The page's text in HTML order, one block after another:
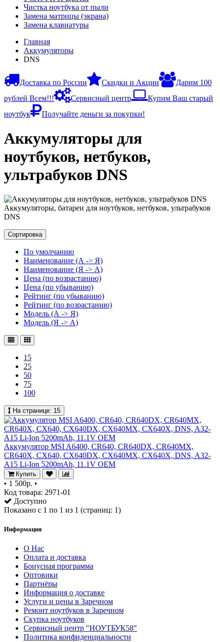
Чистка ноутбука от пыли
Замена матрицы (экрана)
Замена клавиатуры
Главная
Аккумуляторы
DNS
Доставка по России Скидки и Акции
Дарим 100
рублей Всем!!!
Сервисный центр
Купим Ваш старый
ноутбук
Получайте деньги за покупки!
Аккумуляторы для
ноутбуков, нетбуков,
ультрабуков DNS
Аккумуляторы, батареи для ноутбуков, нетбуков, ультрабуков
DNS
Сортировка
По умолчанию
Наименование (А -> Я)
Наименование (Я -> А)
Цена (по возрастанию)
Цена (по убыванию)
Рейтинг (по убыванию)
Рейтинг (по возрастанию)
Модель (А -> Я)
Модель (Я -> А)
15
25
50
75
100
На странице: 15
Аккумулятор MSI A6400, CR640, CR640DX, CR640MX,
CR640X, CX640, CX640DX, CX640MX, CX640X, DNS, A32-
A15 Li-Ion 5200mAh, 11.1V OEM
Купить
• 1 500р. •
Код товара: 2971-01
Доступно
Показано с 1 по 1 из 1 (страниц: 1)
Информация
О Нас
Оплата и доставка
Бонусная программа
Оптовики
Партнёры
Информация о доставке
Услуги и цены в Заречном
Ремонт ноутбуков в Заречном
Скупка ноутбуков
Сервисный центр "НОУТБУК58"
Политика конфиденциальности